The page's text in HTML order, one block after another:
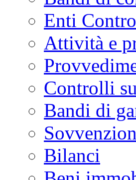
Enti
Attività e
Controlli
Bandi di
Bilanci